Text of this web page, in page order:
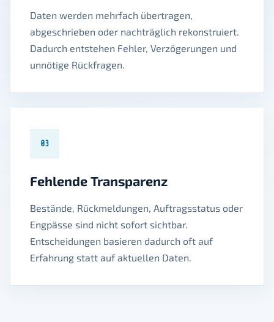
Daten werden mehrfach übertragen,
abgeschrieben oder nachträglich rekonstruiert.
Dadurch entstehen Fehler, Verzögerungen und
unnötige Rückfragen.
03
Fehlende Transparenz
Bestände, Rückmeldungen, Auftragsstatus oder
Engpässe sind nicht sofort sichtbar.
Entscheidungen basieren dadurch oft auf
Erfahrung statt auf aktuellen Daten.